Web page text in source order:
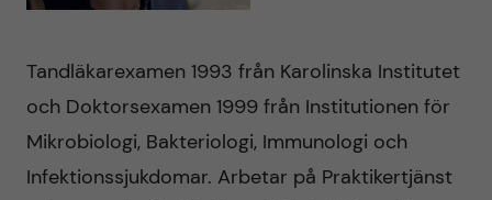
Tandläkarexamen 1993 från Karolinska Institutet
och Doktorsexamen 1999 från Institutionen för
Mikrobiologi, Bakteriologi, Immunologi och
Infektionssjukdomar. Arbetar på Praktikertjänst